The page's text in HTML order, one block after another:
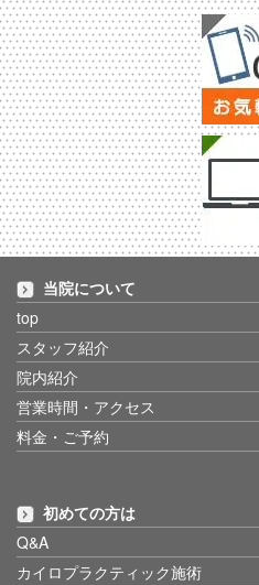
当院について
top
スタッフ紹介
院内紹介
営業時間・アクセス
料金・ご予約
初めての方は
Q&A
カイロプラクティック施術